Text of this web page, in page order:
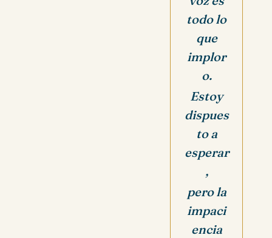
todo lo
que
implor
o.
Estoy
dispues
to a
esperar
,
pero la
impaci
encia